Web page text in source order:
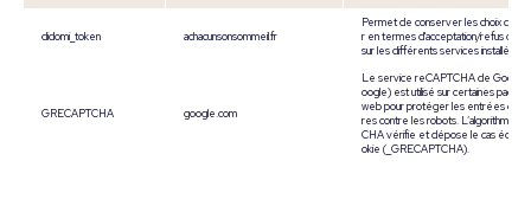
didomi_token achacunsonsommeil.fr
Permet de conserver les choix de
r en termes d'acceptation/refus des
sur les différents services installés.
GRECAPTCHA google.com
Le service reCAPTCHA de Google
oogle) est utilisé sur certaines pages
web pour protéger les entrées des
res contre les robots. L’algorithme
CHA vérifie et dépose le cas
okie (_GRECAPTCHA).